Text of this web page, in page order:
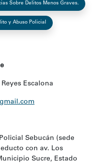
Sobre Delitos Menos Graves.
y Abuso Policial
Escalona
Sebucán (sede
con av. Los
Sucre, Estado